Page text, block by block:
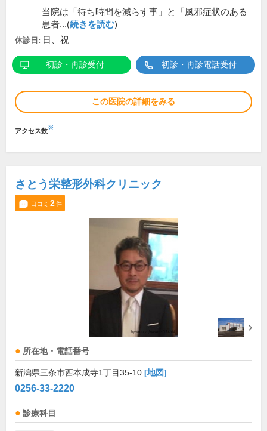
当院は「待ち時間を減らす事」と「風邪症状のある
患者...(続きを読む)
休診日: 日、祝
初診・再診受付 初診・再診電話受付
この医院の詳細をみる
アクセス数※
さとう栄整形外科クリニック
口コミ 2件
所在地・電話番号
新潟県三条市西本成寺1丁目35-10 [地図]
0256-33-2220
診療科目